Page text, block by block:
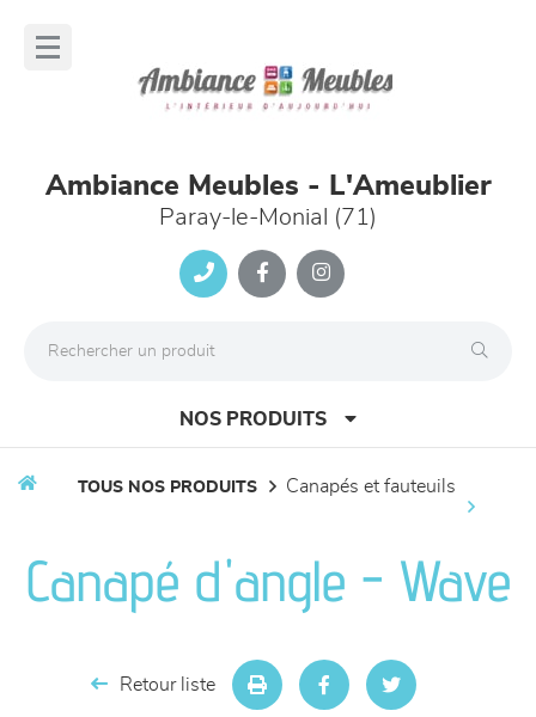
Ambiance Meubles - L'Ameublier
Paray-le-Monial (71)
NOS PRODUITS
séjours
meubles de complément
TOUS NOS PRODUITS canapés et fauteuils
Canapé d'angle - Wave
Retour liste